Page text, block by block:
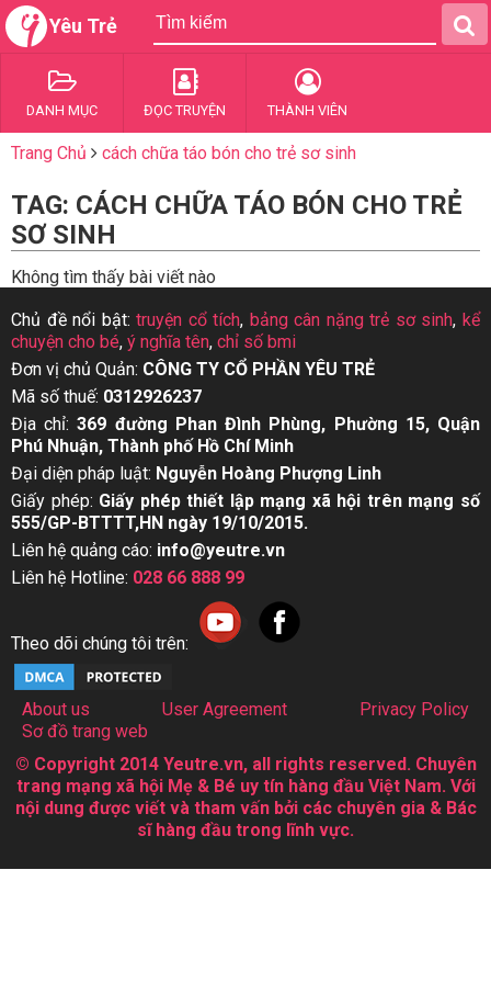
Yêu Trẻ
DANH MỤC ĐỌC TRUYỆN THÀNH VIÊN
Trang Chủ cách chữa táo bón cho trẻ sơ sinh
TAG: CÁCH CHỮA TÁO BÓN CHO TRẺ
SƠ SINH
Không tìm thấy bài viết nào
Chủ đề nổi bật:truyện cổ tích, bảng cân nặng trẻ sơ sinh,kể
chuyện cho bé, ý nghĩa tên, chỉ số bmi
Đơn vị chủ Quản: CÔNG TY CỔ PHẦN YÊU TRẺ
Mã số thuế: 0312926237
Địa chỉ:369 đường Phan Đình Phùng, Phường 15, Quận
Phú Nhuận, Thành phố Hồ Chí Minh
Đại diện pháp luật: Nguyễn Hoàng Phượng Linh
Giấy phép: Giấy phép thiết lập mạng xã hội trên mạng số
555/GP-BTTTT,HN ngày 19/10/2015.
Liên hệ quảng cáo: info@yeutre.vn
Liên hệ Hotline: 028 66 888 99
Theo dõi chúng tôi trên:
About us User Agreement
Privacy Policy
Sơ đồ trang web
© Copyright 2014 Yeutre.vn, all rights reserved. Chuyên
trang mạng xã hội Mẹ & Bé uy tín hàng đầu Việt Nam. Với
nội dung được viết và tham vấn bởi các chuyên gia & Bác
sĩ hàng đầu trong lĩnh vực.